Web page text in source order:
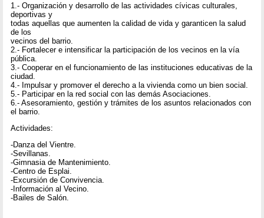
1.- Organización y desarrollo de las actividades cívicas culturales,
deportivas y
todas aquellas que aumenten la calidad de vida y garanticen la salud
de los
vecinos del barrio.
2.- Fortalecer e intensificar la participación de los vecinos en la vía
pública.
3.- Cooperar en el funcionamiento de las instituciones educativas de la
ciudad.
4.- Impulsar y promover el derecho a la vivienda como un bien social.
5.- Participar en la red social con las demás Asociaciones.
6.- Asesoramiento, gestión y trámites de los asuntos relacionados con
el barrio.
Actividades:
-Danza del Vientre.
-Sevillanas.
-Gimnasia de Mantenimiento.
-Centro de Esplai.
-Excursión de Convivencia.
-Información al Vecino.
-Bailes de Salón.